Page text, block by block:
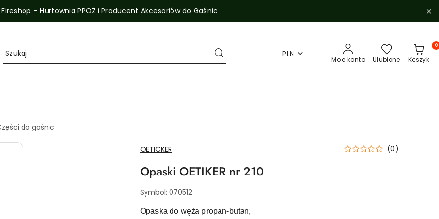
Fireshop – Hurtownia PPOŻ i Producent Akcesoriów do Gaśnic
PLN
Moje konto Ulubione Koszyk
0
do gaśnic
NAZWA
PRODUCENTA:
OETICKER (0)
Opaski OETIKER nr 210
Symbol: 070512
Opaska do węża propan-butan,